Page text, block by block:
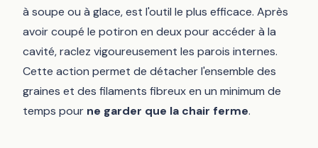
à soupe ou à glace, est l'outil le plus efficace. Après
avoir coupé le potiron en deux pour accéder à la
cavité, raclez vigoureusement les parois internes.
Cette action permet de détacher l'ensemble des
graines et des filaments fibreux en un minimum de
temps pour ne garder que la chair ferme.